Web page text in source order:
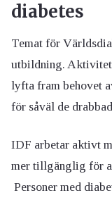
diabetes
Temat för
utbildning.
lyfta fram behovet
för såväl de
IDF arbetar aktivt
mer tillgänglig för
Personer med